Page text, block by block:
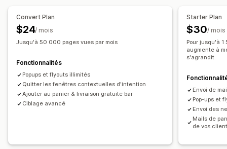
E-mails d’alerte de réapprovisionnement
E-mails de reconquête
Campagnes au compte-gouttes
Campagnes personnalisées
Gestion des campagnes
Outil d’édition
Modèles
Domaines d’e-mails Recueil du consentement
Liste de collecte d’adresses e-mail
Suivi
Rapports Analyses de données Test A/B
Messages d’anniversaire
Codes de réduction
Demandes de retour d’expérience
Suivi des commandes
Convert Plan
$24/ mois
Jusqu'à 50 000 pages vues par mois
Fonctionnalités
Popups et flyouts illimités
Quitter les fenêtres contextuelles d'intention
Ajouter au panier & livraison gratuite bar
Ciblage avancé
Starter Plan
$30/ mois
Pour jusqu'à
augmente à
s'agrandit.
Envoi de
Pop-ups et
Envoi des
Mails de
de vos